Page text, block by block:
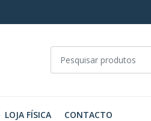
LOJA FÍSICA CONTACTO